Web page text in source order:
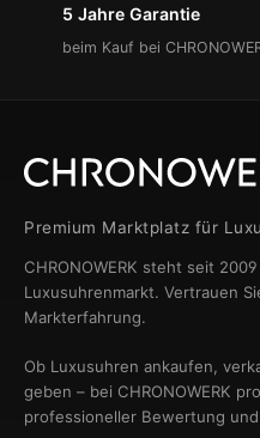
5 Jahre Garantie
beim Kauf bei
Premium Marktplatz für
CHRONOWERK steht seit
Luxusuhrenmarkt. Vertrauen
Markterfahrung.
Ob Luxusuhren ankaufen,
geben – bei CHRONOWERK
professioneller Bewertung